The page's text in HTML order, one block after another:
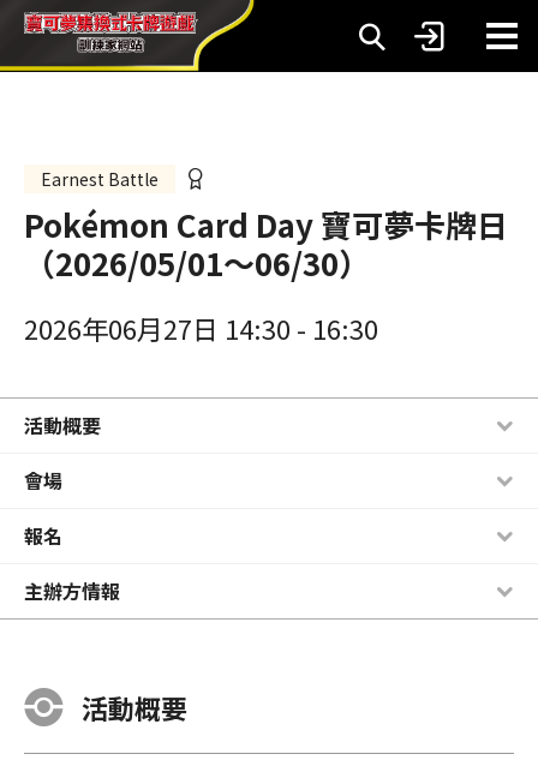
Earnest Battle
Pokémon Card Day 寶可夢卡牌日
（2026/05/01～06/30）
2026年06月27日 14:30 - 16:30
活動概要
會場
報名
主辦方情報
活動概要